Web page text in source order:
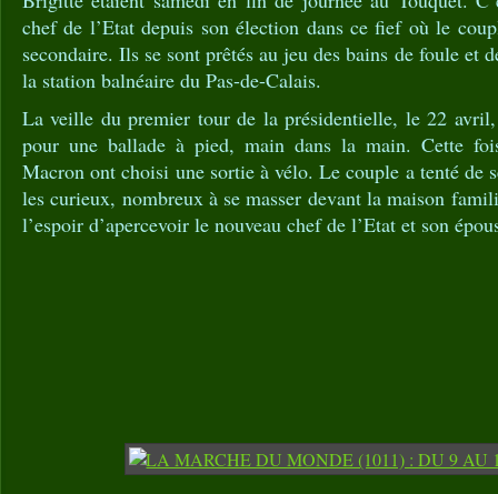
chef de l’Etat depuis son élection dans ce fief où le
secondaire. Ils se sont prêtés au jeu des bains de foule et
la station balnéaire du Pas-de-Calais.
La veille du premier tour de la présidentielle, le 22
pour une ballade à pied, main dans la main. Cette
Macron ont choisi une sortie à vélo. Le couple a tenté de
les curieux, nombreux à se masser devant la maison
l’espoir d’apercevoir le nouveau chef de l’Etat et son